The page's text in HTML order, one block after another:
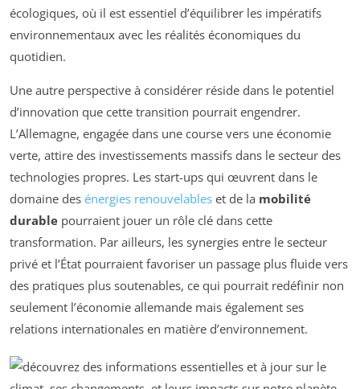
écologiques, où il est essentiel d’équilibrer les impératifs
environnementaux avec les réalités économiques du
quotidien.
Une autre perspective à considérer réside dans le potentiel
d’innovation que cette transition pourrait engendrer.
L’Allemagne, engagée dans une course vers une économie
verte, attire des investissements massifs dans le secteur des
technologies propres. Les start-ups qui œuvrent dans le
domaine des énergies renouvelables et de la mobilité
durable pourraient jouer un rôle clé dans cette
transformation. Par ailleurs, les synergies entre le secteur
privé et l’État pourraient favoriser un passage plus fluide vers
des pratiques plus soutenables, ce qui pourrait redéfinir non
seulement l’économie allemande mais également ses
relations internationales en matière d’environnement.